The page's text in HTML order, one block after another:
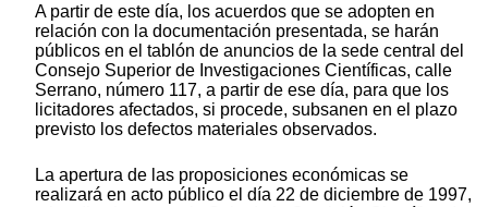
A partir de este día, los acuerdos que se adopten en
relación con la documentación presentada, se harán
públicos en el tablón de anuncios de la sede central del
Consejo Superior de Investigaciones Científicas, calle
Serrano, número 117, a partir de ese día, para que los
licitadores afectados, si procede, subsanen en el plazo
previsto los defectos materiales observados.
La apertura de las proposiciones económicas se
realizará en acto público el día 22 de diciembre de 1997,